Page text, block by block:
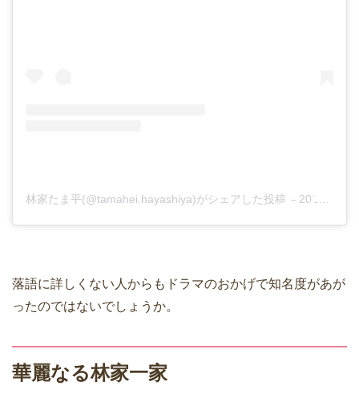
林家たま平(@tamahei.hayashiya)がシェアした投稿 – 2019年11月月6日午前5時18分PST
落語に詳しくない人からもドラマのおかげで知名度があが
ったのではないでしょうか。
華麗なる林家一家